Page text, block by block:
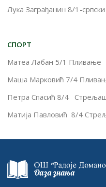
Лука Заграђанин 8/1-
СПОРТ
Матеа Лабан 5/1 Пливање
Маша Марковић 7/4
Петра Спасић 8/4
Матија Павловић 8/4